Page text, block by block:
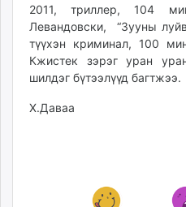
unuudur.mn
isee.mn
mglradio.com
tumen.mn
2011, триллер, 104
Левандовски, “Зууны
түүхэн криминал, 100
Кжистек зэрэг уран
шилдэг бүтээлүүд багтжээ.
Х.Даваа